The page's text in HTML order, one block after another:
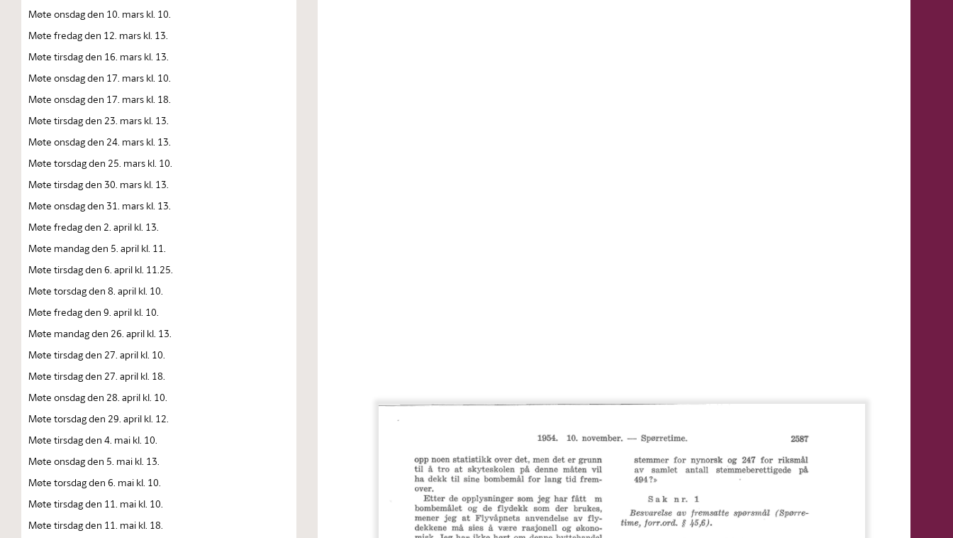
Møte onsdag den 10. mars kl. 10.
Møte fredag den 12. mars kl. 13.
Møte tirsdag den 16. mars kl. 13.
Møte onsdag den 17. mars kl. 10.
Møte onsdag den 17. mars kl. 18.
Møte tirsdag den 23. mars kl. 13.
Møte onsdag den 24. mars kl. 13.
Møte torsdag den 25. mars kl. 10.
Møte tirsdag den 30. mars kl. 13.
Møte onsdag den 31. mars kl. 13.
Møte fredag den 2. april kl. 13.
Møte mandag den 5. april kl. 11.
Møte tirsdag den 6. april kl. 11.25.
Møte torsdag den 8. april kl. 10.
Møte fredag den 9. april kl. 10.
Møte mandag den 26. april kl. 13.
Møte tirsdag den 27. april kl. 10.
Møte tirsdag den 27. april kl. 18.
Møte onsdag den 28. april kl. 10.
Møte torsdag den 29. april kl. 12.
Møte tirsdag den 4. mai kl. 10.
Møte onsdag den 5. mai kl. 13.
Møte torsdag den 6. mai kl. 10.
Møte tirsdag den 11. mai kl. 10.
Møte tirsdag den 11. mai kl. 18.